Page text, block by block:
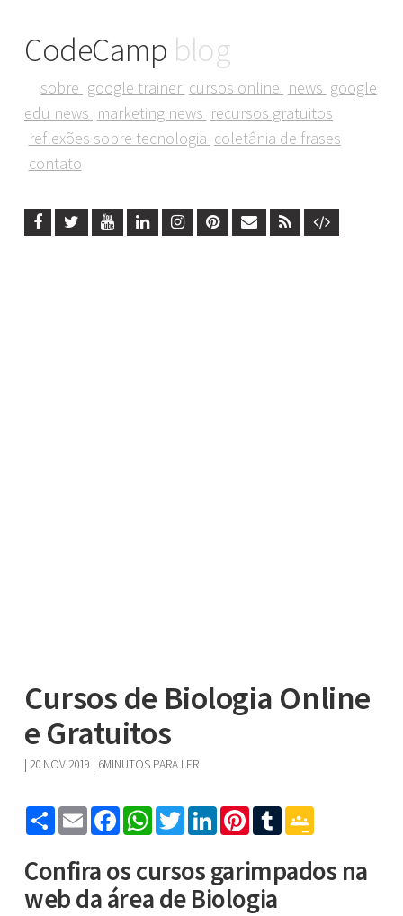
CodeCamp blog
sobre google trainer cursos online news google
edu news marketing news recursos gratuitos
reflexões sobre tecnologia coletânia de frases
contato
Cursos de Biologia Online
e Gratuitos
| 20 NOV 2019 | 6MINUTOS PARA LER
ShareEmailFacebookWhatsApp
TwitterLinkedInPinterest
Tumblr
Confira os cursos garimpados na
web da área de Biologia